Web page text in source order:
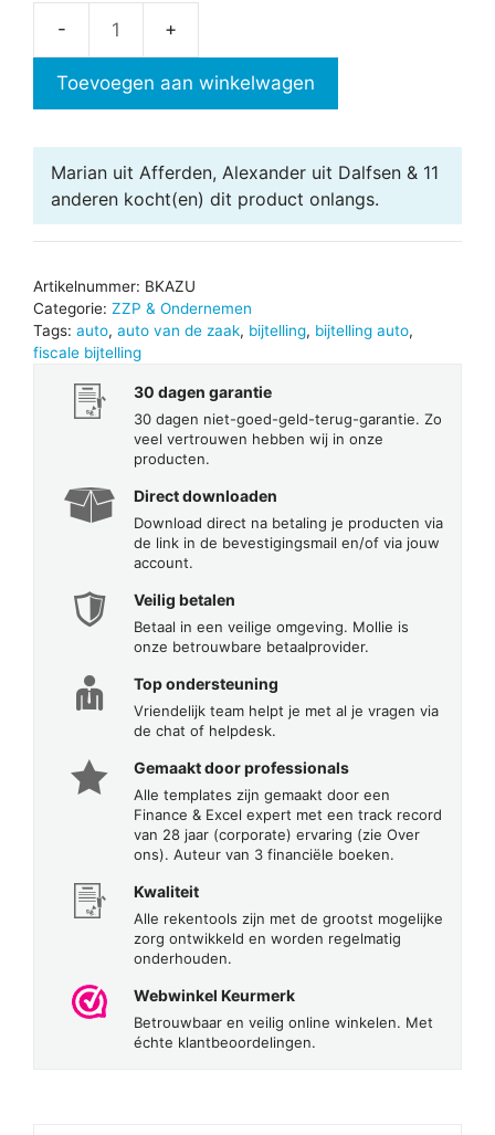
kosten
van
de
zaak
Toevoegen aan winkelwagen
Marian uit Afferden, Alexander uit Dalfsen & 11
anderen kocht(en) dit product onlangs.
Artikelnummer: BKAZU
Categorie: ZZP & Ondernemen
Tags: auto, auto van de zaak, bijtelling, bijtelling auto,
fiscale bijtelling
30 dagen garantie
30 dagen niet-goed-geld-terug-garantie. Zo
veel vertrouwen hebben wij in onze
producten.
Direct downloaden
Download direct na betaling je producten via
de link in de bevestigingsmail en/of via jouw
account.
Veilig betalen
Betaal in een veilige omgeving. Mollie is
onze betrouwbare betaalprovider.
Top ondersteuning
Vriendelijk team helpt je met al je vragen via
de chat of helpdesk.
Gemaakt door professionals
Alle templates zijn gemaakt door een
Finance & Excel expert met een track record
van 28 jaar (corporate) ervaring (zie Over
ons). Auteur van 3 financiële boeken.
Kwaliteit
Alle rekentools zijn met de grootst mogelijke
zorg ontwikkeld en worden regelmatig
onderhouden.
Webwinkel Keurmerk
Betrouwbaar en veilig online winkelen. Met
échte klantbeoordelingen.